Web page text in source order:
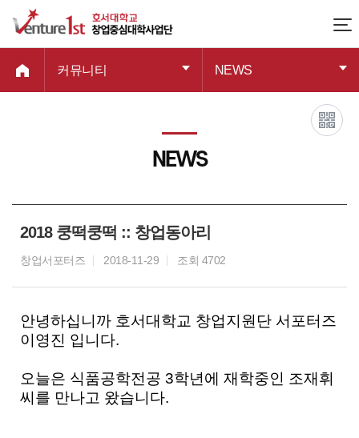
커뮤니티 NEWS
NEWS
2018 쿵떡쿵떡 :: 창업동아리
창업서포터즈 2018-11-29 조회 4702
안녕하십니까 호서대학교 창업지원단 서포터즈
이영진 입니다.
오늘은 식품공학전공 3학년에 재학중인 조재휘
씨를 만나고 왔습니다.